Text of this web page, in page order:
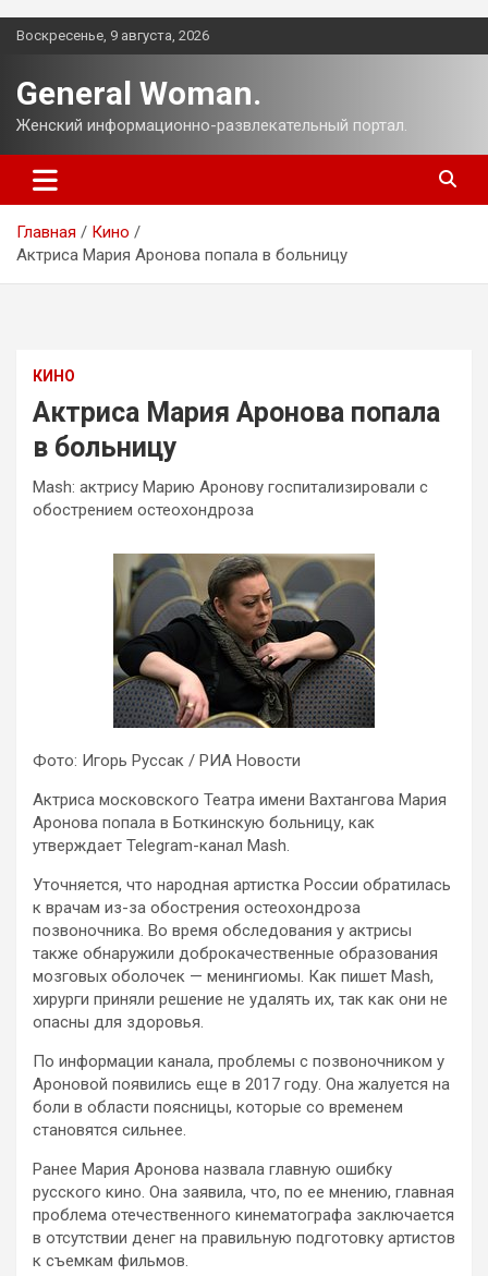
Перейти
Воскресенье, 9 августа, 2026
General Woman.
Женский информационно-развлекательный портал.
Главная
Кино
Актриса Мария Аронова попала в больницу
КИНО
Актриса Мария Аронова попала
в больницу
Mash: актрису Марию Аронову госпитализировали с
обострением остеохондроза
Фото: Игорь Руссак / РИА Новости
Актриса московского Театра имени Вахтангова Мария
Аронова попала в Боткинскую больницу, как
утверждает Telegram-канал Mash.
Уточняется, что народная артистка России обратилась
к врачам из-за обострения остеохондроза
позвоночника. Во время обследования у актрисы
также обнаружили доброкачественные образования
мозговых оболочек — менингиомы. Как пишет Mash,
хирурги приняли решение не удалять их, так как они не
опасны для здоровья.
По информации канала, проблемы с позвоночником у
Ароновой появились еще в 2017 году. Она жалуется на
боли в области поясницы, которые со временем
становятся сильнее.
Ранее Мария Аронова назвала главную ошибку
русского кино. Она заявила, что, по ее мнению, главная
проблема отечественного кинематографа заключается
в отсутствии денег на правильную подготовку артистов
к съемкам фильмов.